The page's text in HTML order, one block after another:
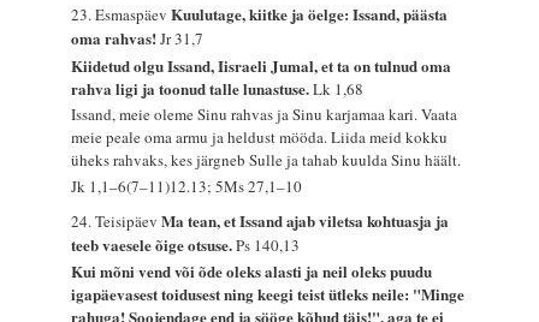
23. EsmaspäevKuulutage, kiitke ja öelge: Issand, päästa
oma rahvas!Jr 31,7
Kiidetud olgu Issand, Iisraeli Jumal, et ta on tulnud oma
rahva ligi ja toonud talle lunastuse.Lk 1,68
Issand, meie oleme Sinu rahvas ja Sinu karjamaa kari. Vaata
meie peale oma armu ja heldust mööda. Liida meid kokku
üheks rahvaks, kes järgneb Sulle ja tahab kuulda Sinu häält.
Jk 1,1–6(7–11)12.13; 5Ms 27,1–10
24. TeisipäevMa tean, et Issand ajab viletsa kohtuasja ja
teeb vaesele õige otsuse.Ps 140,13
Kui mõni vend või õde oleks alasti ja neil oleks puudu
igapäevasest toidusest ning keegi teist ütleks neile: "Minge
rahuga! Soojendage end ja sööge kõhud täis!", aga te ei